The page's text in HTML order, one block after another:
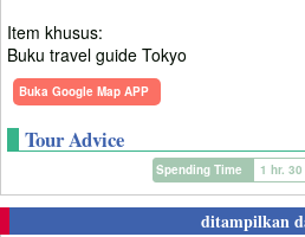
Item khusus:
Buku travel guide Tokyo
Buka Google Map APP
Tour Advice
Spending Time 1 hr.
ditampilkan